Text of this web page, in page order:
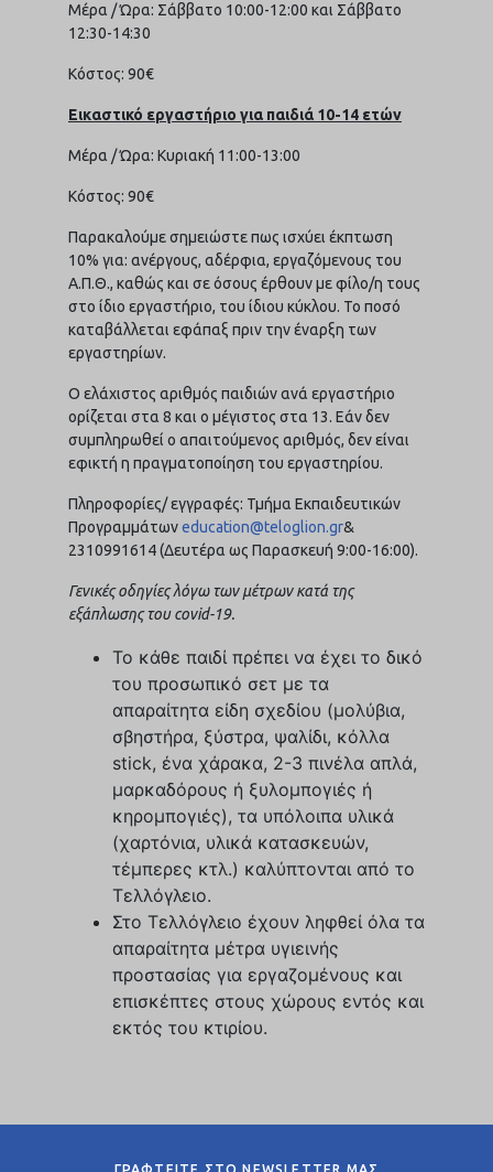
Μέρα / Ώρα: Σάββατο 10:00-12:00 και Σάββατο
12:30-14:30
Κόστος: 90€
Εικαστικό εργαστήριο για παιδιά 10-14 ετών
Μέρα / Ώρα: Κυριακή 11:00-13:00
Κόστος: 90€
Παρακαλούμε σημειώστε πως ισχύει έκπτωση
10% για: ανέργους, αδέρφια, εργαζόμενους του
Α.Π.Θ., καθώς και σε όσους έρθουν με φίλο/η τους
στο ίδιο εργαστήριο, του ίδιου κύκλου. Το ποσό
καταβάλλεται εφάπαξ πριν την έναρξη των
εργαστηρίων.
Ο ελάχιστος αριθμός παιδιών ανά εργαστήριο
ορίζεται στα 8 και ο μέγιστος στα 13. Εάν δεν
συμπληρωθεί ο απαιτούμενος αριθμός, δεν είναι
εφικτή η πραγματοποίηση του εργαστηρίου.
Πληροφορίες/ εγγραφές: Τμήμα Εκπαιδευτικών
Προγραμμάτωνeducation@teloglion.gr&
2310991614 (Δευτέρα ως Παρασκευή 9:00-16:00).
Γενικές οδηγίες λόγω των μέτρων κατά της
εξάπλωσης του covid-19.
Το κάθε παιδί πρέπει να έχει το δικό
του προσωπικό σετ με τα
απαραίτητα είδη σχεδίου (μολύβια,
σβηστήρα, ξύστρα, ψαλίδι, κόλλα
stick, ένα χάρακα, 2-3 πινέλα απλά,
μαρκαδόρους ή ξυλομπογιές ή
κηρομπογιές), τα υπόλοιπα υλικά
(χαρτόνια, υλικά κατασκευών,
τέμπερες κτλ.) καλύπτονται από το
Τελλόγλειο.
Στο Τελλόγλειο έχουν ληφθεί όλα τα
απαραίτητα μέτρα υγιεινής
προστασίας για εργαζομένους και
επισκέπτες στους χώρους εντός και
εκτός του κτιρίου.